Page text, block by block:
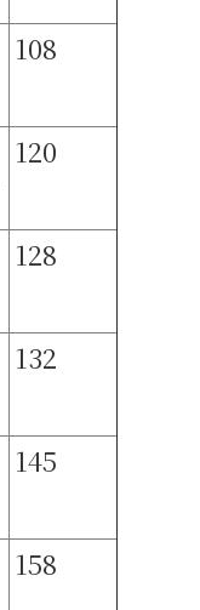
108
120
128
132
145
158